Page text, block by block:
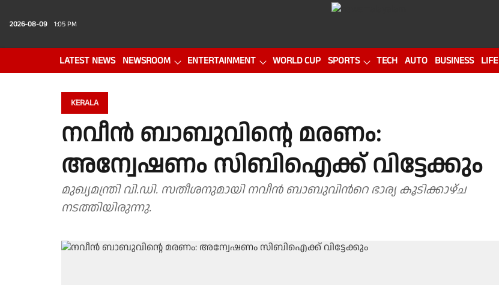
2026-08-09 1:05 PM
LATEST NEWS NEWSROOM ENTERTAINMENT WORLD CUP SPORTS TECH AUTO BUSINESS LIFE
KERALA
നവീന്‍ ബാബുവിൻ്റെ മരണം:
അന്വേഷണം സിബിഐക്ക് വിട്ടേക്കും
മുഖ്യമന്ത്രി വി.ഡി. സതീശനുമായി നവീന്‍ ബാബുവിന്‍റെ ഭാര്യ കൂടിക്കാഴ്ച
നടത്തിയിരുന്നു.